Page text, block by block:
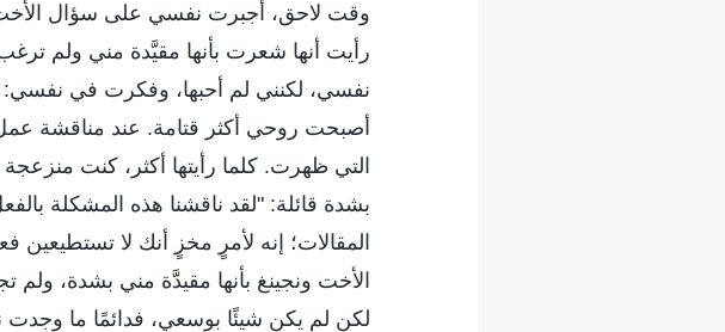
وقت لاحق، أجبرت نفسي على سؤال الأخت
رأيت أنها شعرت بأنها مقيَّدة مني ولم
نفسي، لكنني لم أحبها، وفكرت في نفسي:
أصبحت روحي أكثر قتامة. عند مناقشة
التي ظهرت. كلما رأيتها أكثر، كنت
بشدة قائلة: "لقد ناقشنا هذه المشكلة
المقالات؛ إنه لأمرٍ مخزٍ أنك لا
الأخت ونجينغ بأنها مقيدَّة مني بشدة، ولم
لكن لم يكن شيئًا بوسعي، فدائمًا ما